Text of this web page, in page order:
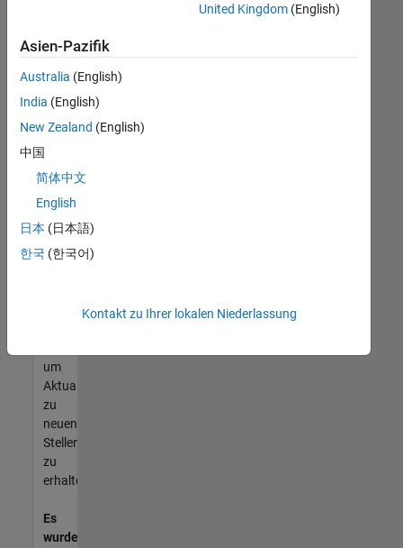
noch
keine
offenen
Stellen
können,
die
Ihren
entsprechen,
werden
unseres
um
Aktualisierungen
zu
neuen
Stellenangeboten
zu
erhalten.
Es
wurden
United Kingdom(English)
Asien-Pazifik
Australia (English)
India (English)
New Zealand (English)
中国
简体中文
English
日本 (日本語)
한국 (한국어)
Kontakt zu Ihrer lokalen Niederlassung